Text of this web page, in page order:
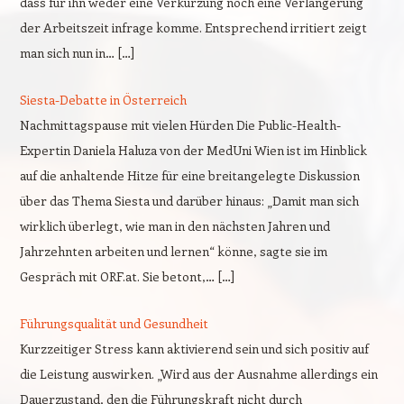
der Arbeitszeit infrage komme. Entsprechend irritiert zeigt
man sich nun in… […]
Siesta-Debatte in Österreich
Nachmittagspause mit vielen Hürden Die Public-Health-
Expertin Daniela Haluza von der MedUni Wien ist im Hinblick
auf die anhaltende Hitze für eine breitangelegte Diskussion
über das Thema Siesta und darüber hinaus: „Damit man sich
wirklich überlegt, wie man in den nächsten Jahren und
Jahrzehnten arbeiten und lernen“ könne, sagte sie im
Gespräch mit ORF.at. Sie betont,… […]
Führungsqualität und Gesundheit
Kurzzeitiger Stress kann aktivierend sein und sich positiv auf
die Leistung auswirken. „Wird aus der Ausnahme allerdings ein
Dauerzustand, den die Führungskraft nicht durch